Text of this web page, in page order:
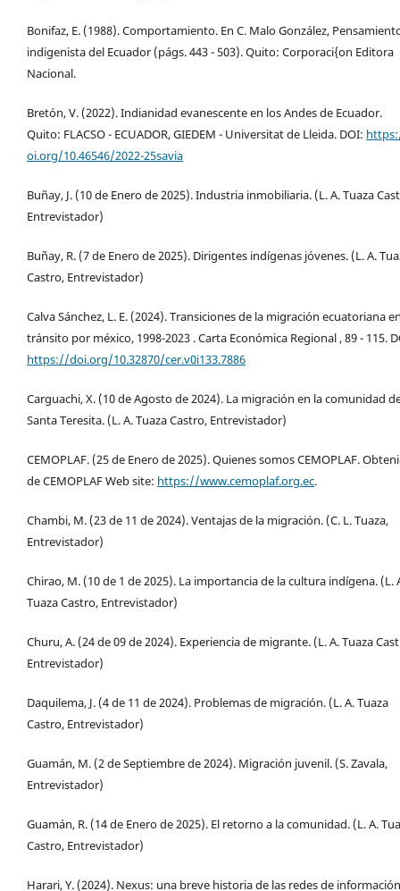
Bonifaz, E. (1988). Comportamiento. En C. Malo González,
indigenista del Ecuador (págs. 443 - 503). Quito: Corporaci{on Editora
Nacional.
Bretón, V. (2022). Indianidad evanescente en los Andes de Ecuador.
Quito: FLACSO - ECUADOR, GIEDEM - Universitat de Lleida. DOI:
oi.org/10.46546/2022-25savia
Buñay, J. (10 de Enero de 2025). Industria inmobiliaria. (L. A. Tuaza
Entrevistador)
Buñay, R. (7 de Enero de 2025). Dirigentes indígenas jóvenes. (L. A.
Castro, Entrevistador)
Calva Sánchez, L. E. (2024). Transiciones de la migración ecuatoriana
tránsito por méxico, 1998-2023 . Carta Económica Regional , 89 - 115.
https://doi.org/10.32870/cer.v0i133.7886
Carguachi, X. (10 de Agosto de 2024). La migración en la comunidad
Santa Teresita. (L. A. Tuaza Castro, Entrevistador)
CEMOPLAF. (25 de Enero de 2025). Quienes somos CEMOPLAF.
de CEMOPLAF Web site: https://www.cemoplaf.org.ec.
Chambi, M. (23 de 11 de 2024). Ventajas de la migración. (C. L. Tuaza,
Entrevistador)
Chirao, M. (10 de 1 de 2025). La importancia de la cultura indígena. (L.
Tuaza Castro, Entrevistador)
Churu, A. (24 de 09 de 2024). Experiencia de migrante. (L. A. Tuaza
Entrevistador)
Daquilema, J. (4 de 11 de 2024). Problemas de migración. (L. A. Tuaza
Castro, Entrevistador)
Guamán, M. (2 de Septiembre de 2024). Migración juvenil. (S. Zavala,
Entrevistador)
Guamán, R. (14 de Enero de 2025). El retorno a la comunidad. (L. A.
Castro, Entrevistador)
Harari, Y. (2024). Nexus: una breve historia de las redes de información